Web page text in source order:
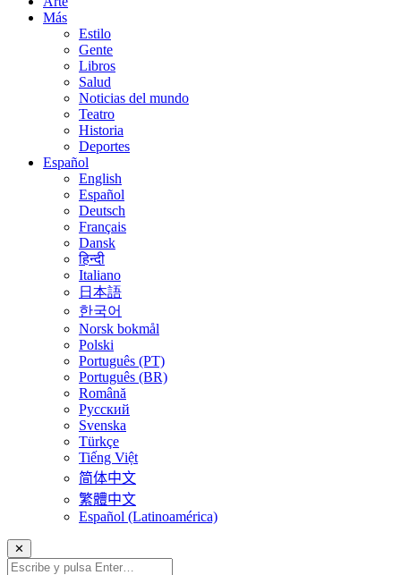
Más
Estilo
Gente
Libros
Salud
Noticias del mundo
Teatro
Historia
Deportes
Español
English
Español
Deutsch
Français
Dansk
हिन्दी
Italiano
日本語
한국어
Norsk bokmål
Polski
Português (PT)
Português (BR)
Română
Русский
Svenska
Türkçe
Tiếng Việt
简体中文
繁體中文
Español (Latinoamérica)
✕